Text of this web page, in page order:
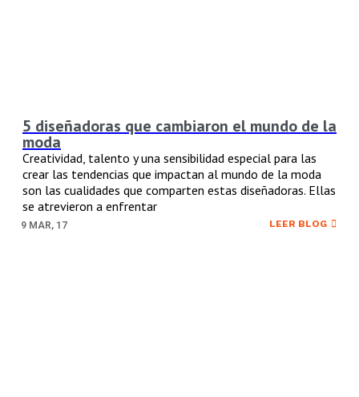
5 diseñadoras que cambiaron el mundo de la
moda
9 MAR, 17
Creatividad, talento y una sensibilidad especial para las
crear las tendencias que impactan al mundo de la moda
son las cualidades que comparten estas diseñadoras. Ellas
se atrevieron a enfrentar
LEER BLOG